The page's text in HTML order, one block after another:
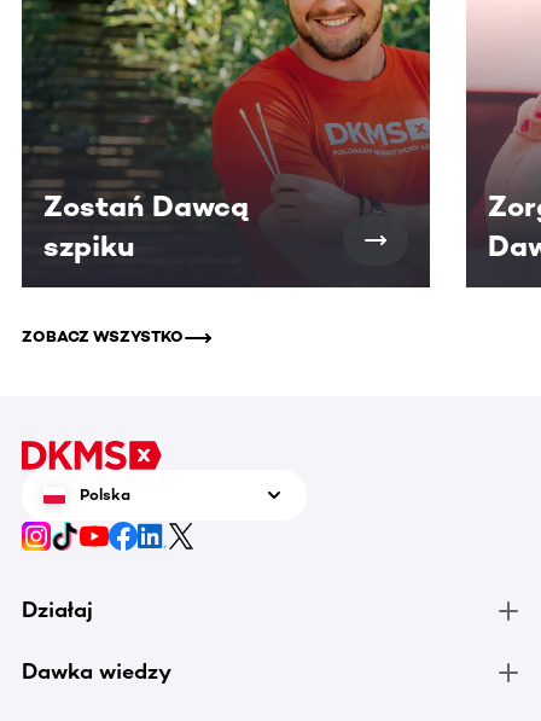
Zostań Dawcą
szpiku
ZOBACZ WSZYSTKO
Polska
Działaj
Dawka wiedzy